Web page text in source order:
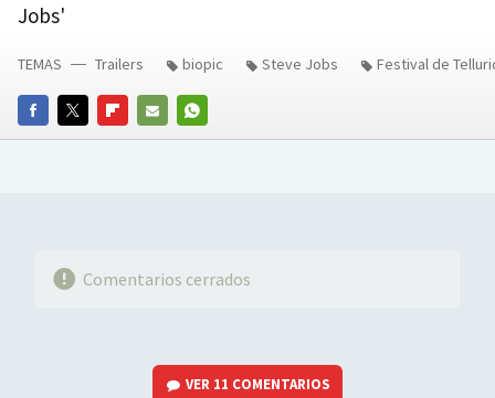
Jobs'
FACEBOOKTWITTERFLIPBOARD
E-
WHATSAPP
TEMAS Trailers biopic Steve Jobs Festival de
Comentarios cerrados
VER 11 COMENTARIOS